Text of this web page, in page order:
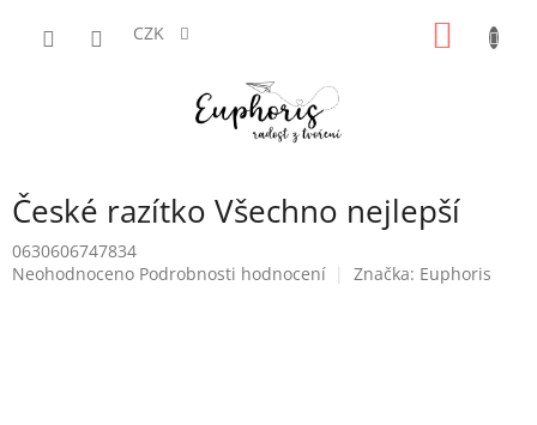
CZK
České razítko Všechno nejlepší
0630606747834
Průměrné
Neohodnoceno Podrobnosti hodnocení Značka: Euphoris